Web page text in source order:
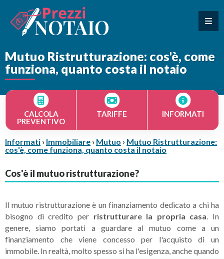
Mutuo Ristrutturazione: cos'è, come
funziona, quanto costa il notaio
CALCOLA
PREVENTIVO
TARIFFE INFORMATI
Informati › Immobiliare › Mutuo › Mutuo Ristrutturazione:
cos'è, come funziona, quanto costa il notaio
Cos'è il mutuo ristrutturazione?
Il mutuo ristrutturazione è un finanziamento dedicato a chi ha
bisogno di credito per ristrutturare la propria casa. In
genere, siamo portati a guardare al mutuo come a un
finanziamento che viene concesso per l'acquisto di un
immobile. In realtà, molto spesso si ha l'esigenza, anche quando